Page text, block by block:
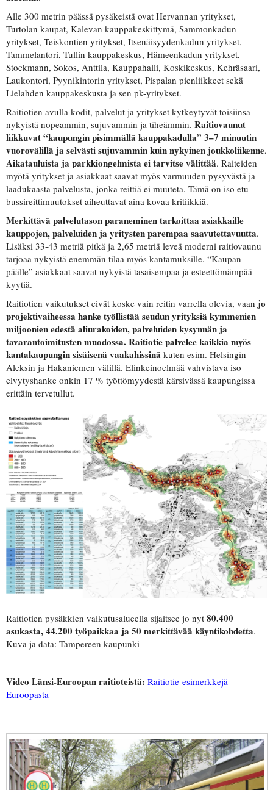
Alle 300 metrin päässä pysäkeistä ovat Hervannan yritykset,
Turtolan kaupat, Kalevan kauppakeskittymä, Sammonkadun
yritykset, Teiskontien yritykset, Itsenäisyydenkadun yritykset,
Tammelantori, Tullin kauppakeskus, Hämeenkadun yritykset,
Stockmann, Sokos, Anttila, Kauppahalli, Koskikeskus, Kehräsaari,
Laukontori, Pyynikintorin yritykset, Pispalan pienliikkeet sekä
Lielahden kauppakeskusta ja sen pk-yritykset.
Raitiotien avulla kodit, palvelut ja yritykset kytkeytyvät toisiinsa
nykyistä nopeammin, sujuvammin ja tiheämmin. Raitiovaunut
liikkuvat “kaupungin pisimmällä kauppakadulla” 3–7 minuutin
vuorovälillä ja selvästi sujuvammin kuin nykyinen joukkoliikenne.
Aikatauluista ja parkkiongelmista ei tarvitse välittää. Raiteiden
myötä yritykset ja asiakkaat saavat myös varmuuden pysyvästä ja
laadukaasta palvelusta, jonka reittiä ei muuteta. Tämä on iso etu –
bussireittimuutokset aiheuttavat aina kovaa kritiikkiä.
Merkittävä palvelutason paraneminen tarkoittaa asiakkaille
kauppojen, palveluiden ja yritysten parempaa saavutettavuutta.
Lisäksi 33-43 metriä pitkä ja 2,65 metriä leveä moderni raitiovaunu
tarjoaa nykyistä enemmän tilaa myös kantamuksille. “Kaupan
päälle” asiakkaat saavat nykyistä tasaisempaa ja esteettömämpää
kyytiä.
Raitiotien vaikutukset eivät koske vain reitin varrella olevia, vaan jo
projektivaiheessa hanke työllistää seudun yrityksiä kymmenien
miljoonien edestä aliurakoiden, palveluiden kysynnän ja
tavarantoimitusten muodossa. Raitiotie palvelee kaikkia myös
kantakaupungin sisäisenä vaakahissinä kuten esim. Helsingin
Aleksin ja Hakaniemen välillä. Elinkeinoelmää vahvistava iso
elvytyshanke onkin 17 % työttömyydestä kärsivässä kaupungissa
erittäin tervetullut.
Raitiotien pysäkkien vaikutusalueella sijaitsee jo nyt 80.400
asukasta, 44.200 työpaikkaa ja 50 merkittävää käyntikohdetta.
Kuva ja data: Tampereen kaupunki
Video Länsi-Euroopan raitioteistä: Raitiotie-esimerkkejä
Euroopasta